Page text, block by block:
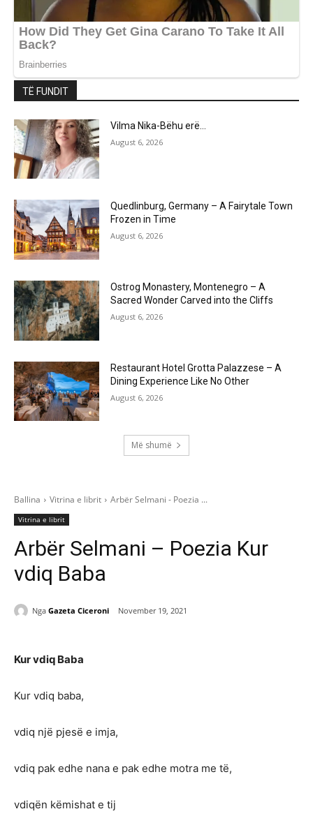
TË FUNDIT
Vilma Nika-Bëhu erë…
August 6, 2026
Quedlinburg, Germany – A Fairytale Town
Frozen in Time
August 6, 2026
Ostrog Monastery, Montenegro – A
Sacred Wonder Carved into the Cliffs
August 6, 2026
Restaurant Hotel Grotta Palazzese – A
Dining Experience Like No Other
August 6, 2026
Më shumë